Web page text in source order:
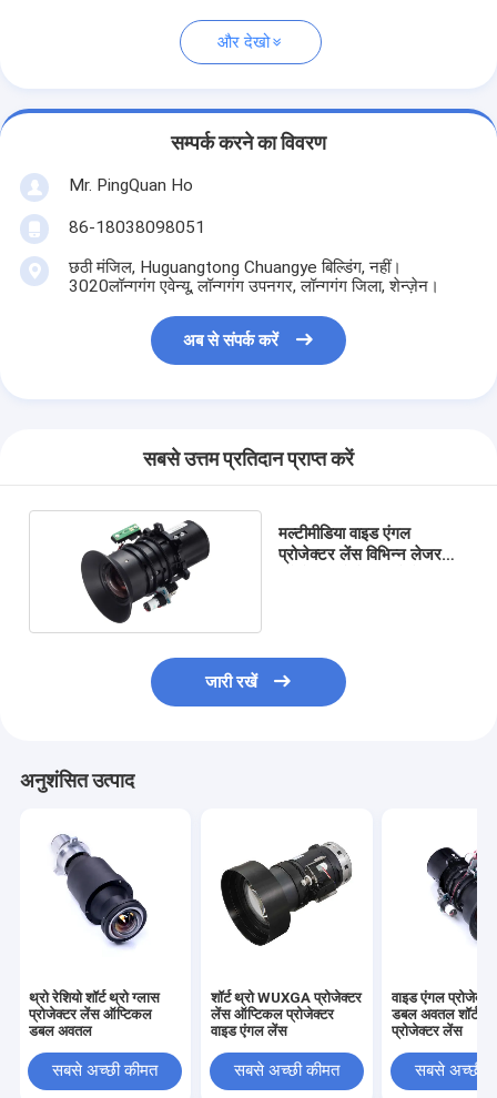
और देखो
सम्पर्क करने का विवरण
Mr. PingQuan Ho
86-18038098051
छठी मंजिल, Huguangtong Chuangye बिल्डिंग, नहीं।
3020लॉन्गगंग एवेन्यू, लॉन्गगंग उपनगर, लॉन्गगंग जिला, शेन्ज़ेन।
अब से संपर्क करें
सबसे उत्तम प्रतिदान प्राप्त करें
मल्टीमीडिया वाइड एंगल
प्रोजेक्टर लेंस विभिन्न लेजर
जारी रखें
अनुशंसित उत्पाद
थ्रो रेशियो शॉर्ट थ्रो ग्लास
प्रोजेक्टर लेंस ऑप्टिकल
डबल अवतल
सबसे अच्छी कीमत
शॉर्ट थ्रो WUXGA प्रोजेक्टर
लेंस ऑप्टिकल प्रोजेक्टर
वाइड एंगल लेंस
सबसे अच्छी कीमत
वाइड एंगल
डबल अवतल शॉर्ट
प्रोजेक्टर लेंस
सबसे अच्छी